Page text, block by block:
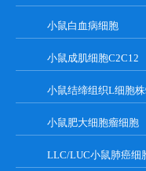
小鼠白血病细胞
小鼠成肌细胞C2C12
小鼠肥大细胞瘤细胞
LLC/LUC小鼠肺癌细